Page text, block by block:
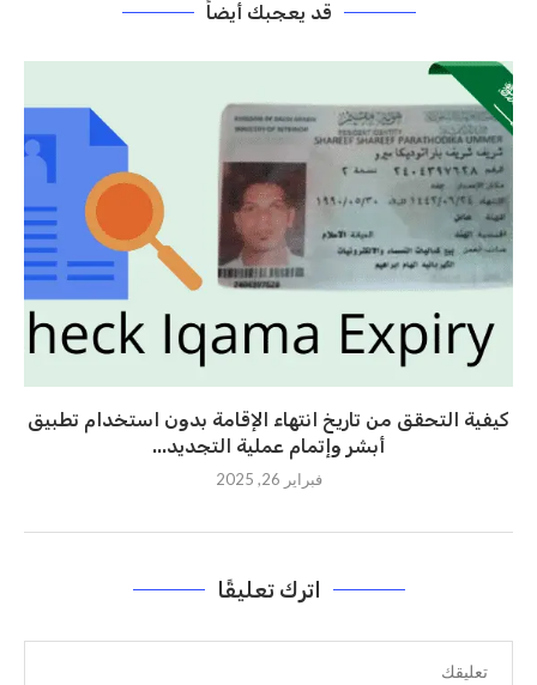
قد يعجبك أيضاً
كيفية التحقق من تاريخ انتهاء الإقامة بدون استخدام تطبيق
أبشر وإتمام عملية التجديد...
فبراير 26, 2025
اترك تعليقًا